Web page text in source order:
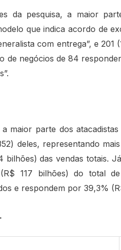
da pesquisa, a maior
que indica acordo de
com entrega”, e 201
de negócios de 84
maior parte dos
deles, representando
das vendas totais.
117 bilhões) do total
e respondem por 39,3%